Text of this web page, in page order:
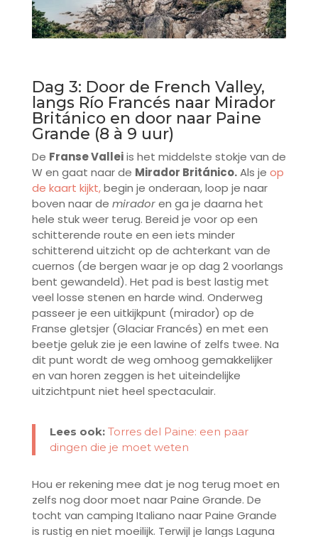
Dag 3: Door de French Valley,
langs Río Francés naar Mirador
Británico en door naar Paine
Grande (8 à 9 uur)
De Franse Valleiis het middelste stokje van de
W en gaat naar de Mirador Británico.Als je op
de kaart kijkt,begin je onderaan, loop je naar
boven naar de miradoren ga je daarna het
hele stuk weer terug. Bereid je voor op een
schitterende route en een iets minder
schitterend uitzicht op de achterkant van de
cuernos (de bergen waar je op dag 2 voorlangs
bent gewandeld). Het pad is best lastig met
veel losse stenen en harde wind. Onderweg
passeer je een uitkijkpunt (mirador) op de
Franse gletsjer (Glaciar Francés) en met een
beetje geluk zie je een lawine of zelfs twee. Na
dit punt wordt de weg omhoog gemakkelijker
en van horen zeggen is het uiteindelijke
uitzichtpunt niet heel spectaculair.
Lees ook: Torres del Paine: een paar
dingen die je moet weten
Hou er rekening mee dat je nog terug moet en
zelfs nog door moet naar Paine Grande. De
tocht van camping Italiano naar Paine Grande
is rustig en niet moeilijk. Terwijl je langs Laguna